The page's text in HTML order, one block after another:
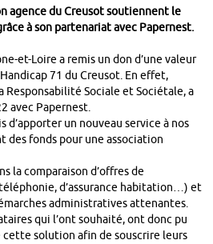
agence du Creusot soutiennent le
à son partenariat avec Papernest.
et-Loire a remis un don d’une valeur
71 du Creusot. En effet,
Responsabilité Sociale et Sociétale, a
avec Papernest.
un nouveau service à nos
fonds pour une association
la comparaison d’offres de
d’assurance habitation…) et
administratives attenantes.
qui l’ont souhaité, ont donc pu
solution afin de souscrire leurs